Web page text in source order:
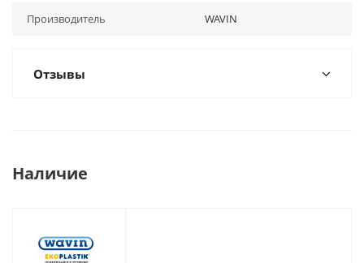
Производитель WAVIN
Отзывы
Наличие